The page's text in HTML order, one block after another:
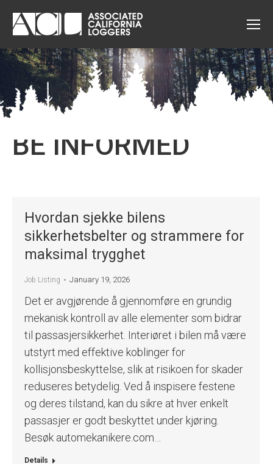
BE INFORMED
Hvordan sjekke bilens
sikkerhetsbelter og strammere for
maksimal trygghet
Job Listing January 19, 2026
Det er avgjørende å gjennomføre en grundig
mekanisk kontroll av alle elementer som bidrar
til passasjersikkerhet. Interiøret i bilen må være
utstyrt med effektive koblinger for
kollisjonsbeskyttelse, slik at risikoen for skader
reduseres betydelig. Ved å inspisere festene
og deres tilstand, kan du sikre at hver enkelt
passasjer er godt beskyttet under kjøring.
Besøk automekanikere.com…
Details